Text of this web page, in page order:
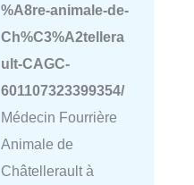
%A8re-animale-de-
Ch%C3%A2tellera
ult-CAGC-
601107323399354/
Médecin Fourrière
Animale de
Châtellerault à